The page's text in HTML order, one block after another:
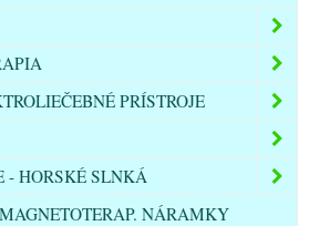
PRÍSTROJE
- HORSKÉ SLNKÁ
NÁRAMKY